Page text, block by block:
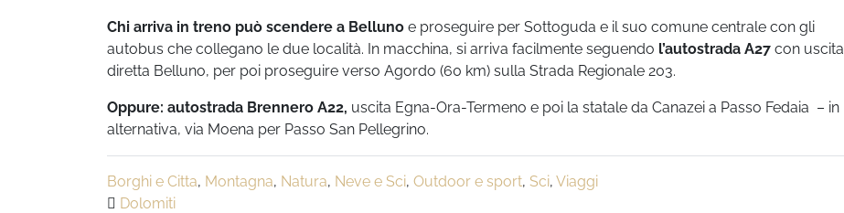
Chi arriva in treno può scendere a Belluno e proseguire per Sottoguda e il suo comune centrale con gli
autobus che collegano le due località. In macchina, si arriva facilmente seguendo l’autostrada A27 con uscita
diretta Belluno, per poi proseguire verso Agordo (60 km) sulla Strada Regionale 203.
Oppure: autostrada Brennero A22, uscita Egna-Ora-Termeno e poi la statale da Canazei a Passo Fedaia – in
alternativa, via Moena per Passo San Pellegrino.
Borghi e Citta, Montagna, Natura, Neve e Sci, Outdoor e sport, Sci, Viaggi
Dolomiti